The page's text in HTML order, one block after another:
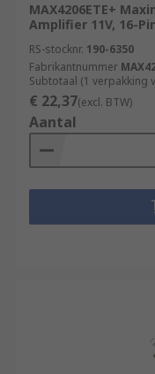
MAX4206ETE+
Amplifier 11V, 16-
RS-stocknr. 190-6350
Fabrikantnummer
Subtotaal (1 verpakking
€ 22,37(excl. BTW)
Aantal